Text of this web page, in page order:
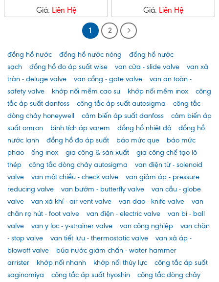
Giá: Liên Hệ Giá: Liên Hệ
1 2
đồng hồ nước đồng hồ nước nóng
đồng hồ nước
sạch
đồng hồ đo áp suất wise van cửa - slide valve
van xả
tràn - deluge valve
van cổng - gate valve
van an toàn -
safety valve
khớp nối mềm cao su khớp nối mềm inox
công
tắc áp suất danfoss
công tắc áp suất autosigma
công tắc
dòng chảy honeywell
cảm biến áp suất danfoss
cảm biến áp
suất omron
bình tích áp varem đồng hồ nhiệt độ
đồng hồ
nước lạnh
đồng hồ đo áp suất báo mức que
báo mức
phao
ống inox gia công & sản xuất
gia công chế tạo lô
thép
công tắc dòng chảy autosigma
van điện từ - solenoid
valve
van một chiều - check valve
van giảm áp - pressure
reducing valve
van bướm - butterfly valve
van cầu - globe
valve
van xả khí - air vent valve van dao - knife valve
van
chân rọ hút - foot valve
van điện - electric valve
van bi - ball
valve
van y lọc - y-strainer valve van công nghiệp
van chặn
- stop valve
van tiết lưu - thermostatic valve
van xả áp -
blowoff valve
búa nước giảm chấn - water hammer
arrister
khớp nối nhanh khớp nối thủy lực
công tắc áp suất
saginomiya
công tắc áp suất hyoshin
công tắc dòng chảy